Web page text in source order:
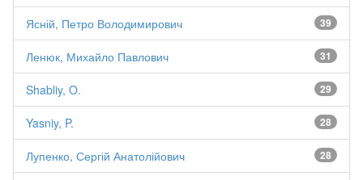
39
Ясній, Петро Володимирович
31
Ленюк, Михайло Павлович
29
Shabliy, O.
28
Yasniy, P.
28
Лупенко, Сергій Анатолійович